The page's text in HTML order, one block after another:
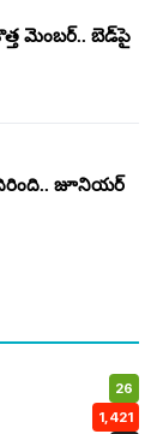
మెంబ‌ర్.. బెడ్‌పై
జూనియర్
26
1,421